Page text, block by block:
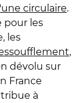
circulaire.
pour les
les
,
dévolu sur
France
à